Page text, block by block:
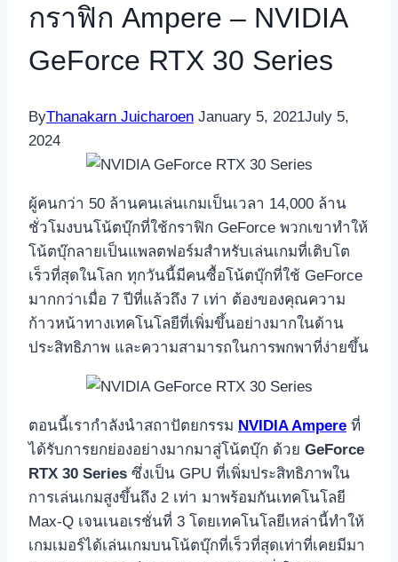
กราฟิก Ampere – NVIDIA
GeForce RTX 30 Series
ByThanakarn Juicharoen January 5, 2021July 5,
2024
ผู้คนกว่า 50 ล้านคนเล่นเกมเป็นเวลา 14,000 ล้าน
ชั่วโมงบนโน้ตบุ๊กที่ใช้กราฟิก GeForce พวกเขาทำให้
โน้ตบุ๊กลายเป็นแพลตฟอร์มสำหรับเล่นเกมที่เติบโต
เร็วที่สุดในโลก ทุกวันนี้มีคนซื้อโน้ตบุ๊กที่ใช้ GeForce
มากกว่าเมื่อ 7 ปีที่แล้วถึง 7 เท่า ต้องของคุณความ
ก้าวหน้าทางเทคโนโลยีที่เพิ่มขึ้นอย่างมากในด้าน
ประสิทธิภาพ และความสามารถในการพกพาที่ง่ายขึ้น
ตอนนี้เรากำลังนำสถาปัตยกรรม NVIDIA Ampere ที่
ได้รับการยกย่องอย่างมากมาสู่โน้ตบุ๊ก ด้วย GeForce
RTX 30 Series ซึ่งเป็น GPU ที่เพิ่มประสิทธิภาพใน
การเล่นเกมสูงขึ้นถึง 2 เท่า มาพร้อมกันเทคโนโลยี
Max-Q เจนเนอเรชั่นที่ 3 โดยเทคโนโลยีเหล่านี้ทำให้
เกมเมอร์ได้เล่นเกมบนโน้ตบุ๊กที่เร็วที่สุดเท่าที่เคยมีมา